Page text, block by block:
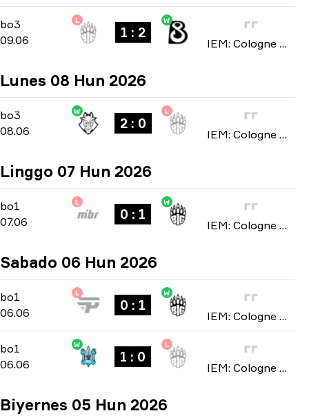
bo3
bo3
09.06
L
1 : 2
W
IEM: Cologne Major 2026
Lunes 08 Hun 2026
bo3
bo3
08.06
W
2 : 0
L
IEM: Cologne Major 2026
Linggo 07 Hun 2026
bo1
bo1
07.06
L
0 : 1
W
IEM: Cologne Major 2026
Sabado 06 Hun 2026
bo1
bo1
06.06
L
0 : 1
W
IEM: Cologne Major 2026
bo1
bo1
06.06
W
1 : 0
L
IEM: Cologne Major 2026
Biyernes 05 Hun 2026